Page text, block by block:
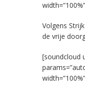
Volgens
de vrije
[soundcloud